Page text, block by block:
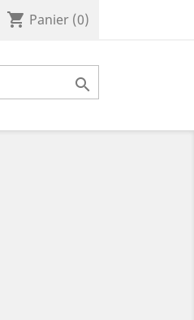
shopping_cart Panier (0)
